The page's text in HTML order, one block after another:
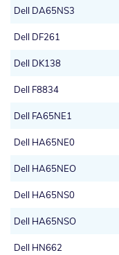
Dell DA65NS3
Dell DF261
Dell DK138
Dell F8834
Dell FA65NE1
Dell HA65NE0
Dell HA65NEO
Dell HA65NS0
Dell HA65NSO
Dell HN662